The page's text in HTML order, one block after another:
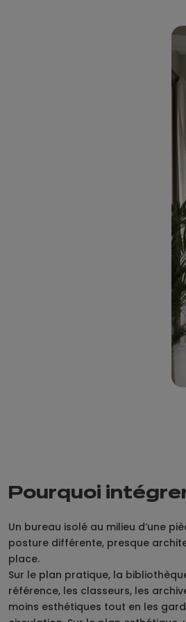
Pourquoi
Un bureau isolé au milieu d’une
posture différente, presque
place.
Sur le plan pratique, la
référence, les classeurs, les
moins esthétiques tout en les